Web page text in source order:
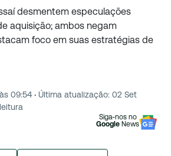
desmentem especulações
aquisição; ambos negam
foco em suas estratégias de
09:54 · Última atualização: 02 Set
Siga-nos no
Google News